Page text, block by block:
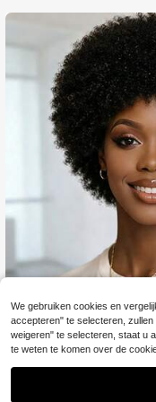
Pruik van 100%
tijl. Zacht, volumineus en
or cosplay of dagelijks
5 over
We gebruiken cookies en
accepteren" te selecteren,
weigeren" te selecteren, staat u
te weten te komen over de